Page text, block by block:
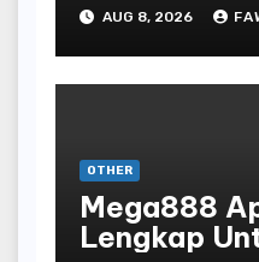
AUG 8, 2026
OTHER
Mega888
Lengkap